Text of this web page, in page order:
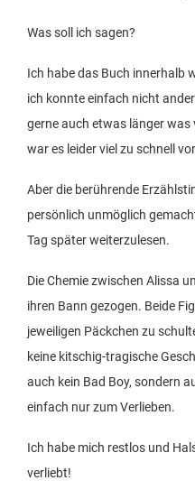
Was soll ich sagen?
Ich habe das Buch innerhalb
ich konnte einfach nicht
gerne auch etwas länger was
war es leider viel zu schnell
Aber die berührende
persönlich unmöglich
Tag später weiterzulesen.
Die Chemie zwischen Alissa
ihren Bann gezogen. Beide
jeweiligen Päckchen zu
keine kitschig-tragische
auch kein Bad Boy, sondern
einfach nur zum Verlieben.
Ich habe mich restlos und
verliebt!